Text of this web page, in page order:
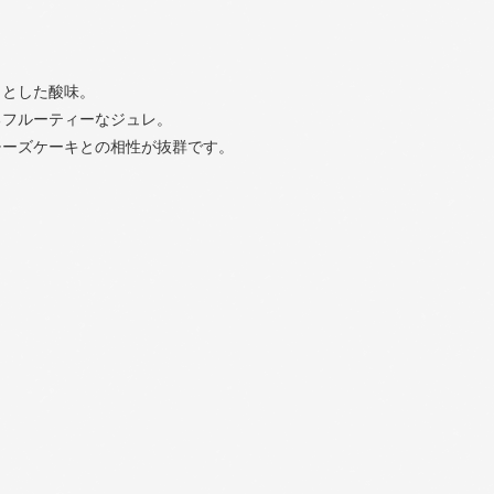
した酸味。
ルーティーなジュレ。
ズケーキとの相性が抜群です。